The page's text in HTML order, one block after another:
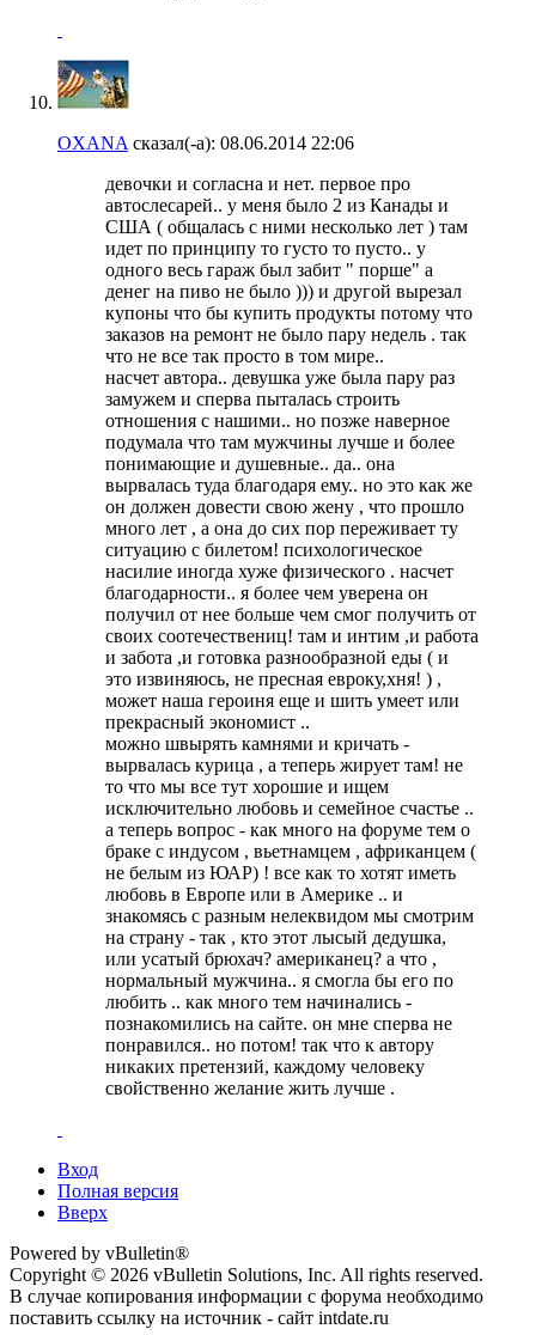
OXANA сказал(-а): 08.06.2014 22:06
девочки и согласна и нет. первое про
автослесарей.. у меня было 2 из Канады и
США ( общалась с ними несколько лет ) там
идет по принципу то густо то пусто.. у
одного весь гараж был забит " порше" а
денег на пиво не было ))) и другой вырезал
купоны что бы купить продукты потому что
заказов на ремонт не было пару недель . так
что не все так просто в том мире..
насчет автора.. девушка уже была пару раз
замужем и сперва пыталась строить
отношения с нашими.. но позже наверное
подумала что там мужчины лучше и более
понимающие и душевные.. да.. она
вырвалась туда благодаря ему.. но это как же
он должен довести свою жену , что прошло
много лет , а она до сих пор переживает ту
ситуацию с билетом! психологическое
насилие иногда хуже физического . насчет
благодарности.. я более чем уверена он
получил от нее больше чем смог получить от
своих соотечествениц! там и интим ,и работа
и забота ,и готовка разнообразной еды ( и
это извиняюсь, не пресная евроку,хня! ) ,
может наша героиня еще и шить умеет или
прекрасный экономист ..
можно швырять камнями и кричать -
вырвалась курица , а теперь жирует там! не
то что мы все тут хорошие и ищем
исключительно любовь и семейное счастье ..
а теперь вопрос - как много на форуме тем о
браке с индусом , вьетнамцем , африканцем (
не белым из ЮАР) ! все как то хотят иметь
любовь в Европе или в Америке .. и
знакомясь с разным нелеквидом мы смотрим
на страну - так , кто этот лысый дедушка,
или усатый брюхач? американец? а что ,
нормальный мужчина.. я смогла бы его по
любить .. как много тем начинались -
познакомились на сайте. он мне сперва не
понравился.. но потом! так что к автору
никаких претензий, каждому человеку
свойственно желание жить лучше .
Вход
Полная версия
Вверх
Powered by vBulletin®
Copyright © 2026 vBulletin Solutions, Inc. All rights reserved.
В случае копирования информации с форума необходимо
поставить ссылку на источник - сайт intdate.ru